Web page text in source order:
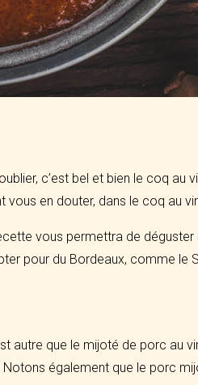
c’est bel et bien le coq au
en douter, dans le coq au
vous permettra de
pour du Bordeaux, comme le
autre que le mijoté de porc au
également que le porc